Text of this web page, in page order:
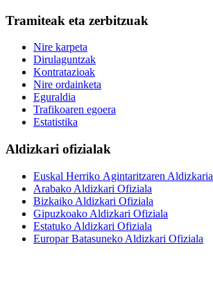
Tramiteak eta zerbitzuak
Nire karpeta
Dirulaguntzak
Kontratazioak
Nire ordainketa
Eguraldia
Trafikoaren egoera
Estatistika
Aldizkari ofizialak
Euskal Herriko Agintaritzaren Aldizkaria
Arabako Aldizkari Ofiziala
Bizkaiko Aldizkari Ofiziala
Gipuzkoako Aldizkari Ofiziala
Estatuko Aldizkari Ofiziala
Europar Batasuneko Aldizkari Ofiziala